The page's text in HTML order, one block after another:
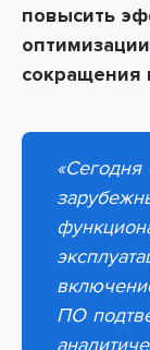
повысить
сокращения
«Сегодня
ПО